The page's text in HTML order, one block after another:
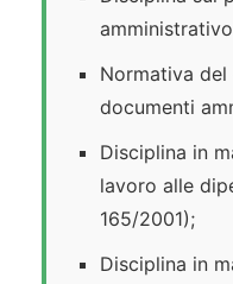
Normativa
documenti
Disciplina in
lavoro alle
165/2001);
Disciplina in